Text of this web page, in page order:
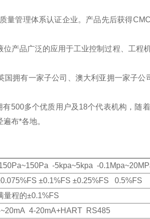
量管理体系认证企业。产品先后获得
产品广泛的应用于工业控制过程、工程
国拥有一家子公司、澳大利亚拥一家子
500多个优质用户及18个代表机构，随
布*各地。
-5kpa~5kpa -
±0.1%FS ±0.25%FS 0.5%FS
量程的±0.1%FS
4-20mA+HART RS485